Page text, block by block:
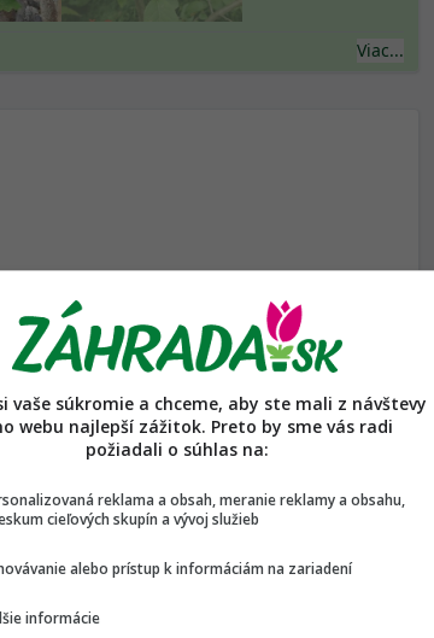
Viac...
Nahlásiť nevhodnú diskusiu
vaše súkromie a chceme, aby ste mali z návštevy
webu najlepší zážitok. Preto by sme vás radi
požiadali o súhlas na:
reklama a obsah, meranie reklamy a obsahu,
cieľových skupín a vývoj služieb
alebo prístup k informáciám na zariadení
informácie